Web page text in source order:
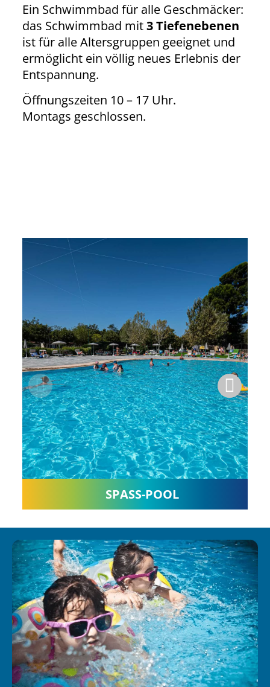
Ein Schwimmbad für alle Geschmäcker:
das Schwimmbad mit3 Tiefenebenen
ist für alle Altersgruppen geeignet und
ermöglicht ein völlig neues Erlebnis der
Entspannung.
Öffnungszeiten 10 – 17 Uhr.
Montags geschlossen.
SPASS-POOL